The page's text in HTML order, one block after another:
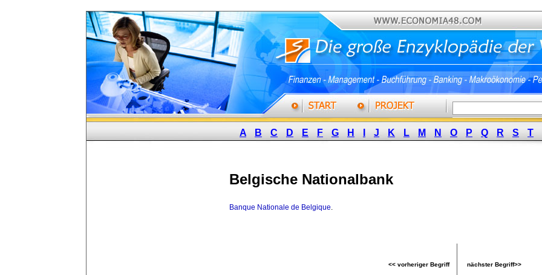
A B C D E F G H J K L M N O P Q R S T
Belgische Nationalbank
Banque Nationale de Belgique.
<< vorheriger Begriff nächster Begriff>>